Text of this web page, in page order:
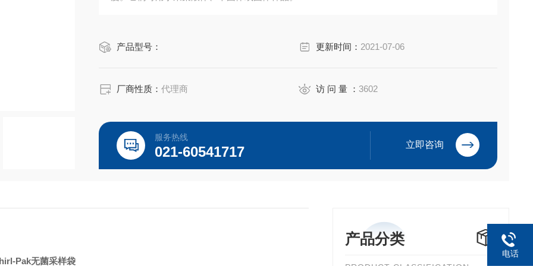
产品型号： 更新时间： 2021-07-06
厂商性质：代理商 访 问 量 ：3602
服务热线
021-60541717 立即咨询
产品分类
Pak无菌采样袋
电话